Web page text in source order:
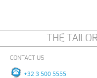
THE
CONTACT US
+32 3 500 5555